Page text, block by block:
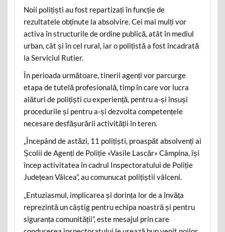
Noii polițiști au fost repartizați în funcție de
rezultatele obținute la absolvire. Cei mai mulți vor
activa în structurile de ordine publică, atât în mediul
urban, cât și în cel rural, iar o polițistă a fost încadrată
la Serviciul Rutier.
În perioada următoare, tinerii agenți vor parcurge
etapa de tutelă profesională, timp în care vor lucra
alături de polițiști cu experiență, pentru a-și însuși
procedurile și pentru a-și dezvolta competențele
necesare desfășurării activității în teren.
„Începând de astăzi, 11 polițiști, proaspăt absolvenți ai
Școlii de Agenți de Poliție «Vasile Lascăr» Câmpina, își
încep activitatea în cadrul Inspectoratului de Poliție
Județean Vâlcea”, au comunucat polițiștii vâlceni.
„Entuziasmul, implicarea și dorința lor de a învăța
reprezintă un câștig pentru echipa noastră și pentru
siguranța comunității”, este mesajul prin care